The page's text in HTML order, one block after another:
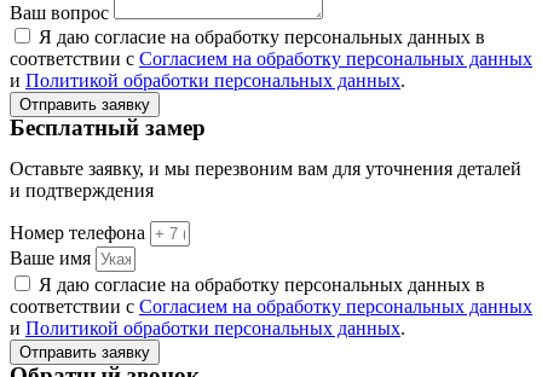
Ваш вопрос
Я даю согласие на обработку персональных данных в
соответствии с Согласием на обработку персональных данных
и Политикой обработки персональных данных.
Отправить заявку
Бесплатный замер
Оставьте заявку, и мы перезвоним вам для уточнения деталей
и подтверждения
Номер телефона
Ваше имя
Я даю согласие на обработку персональных данных в
соответствии с Согласием на обработку персональных данных
и Политикой обработки персональных данных.
Отправить заявку